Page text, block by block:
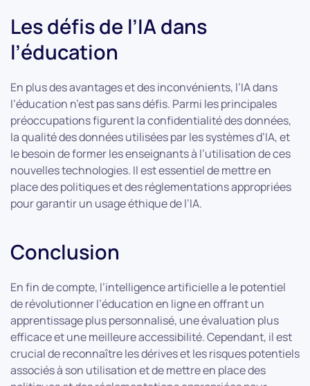
Les défis de l’IA dans
l’éducation
En plus des avantages et des inconvénients, l’IA dans
l’éducation n’est pas sans défis. Parmi les principales
préoccupations figurent la confidentialité des données,
la qualité des données utilisées par les systèmes d’IA, et
le besoin de former les enseignants à l’utilisation de ces
nouvelles technologies. Il est essentiel de mettre en
place des politiques et des réglementations appropriées
pour garantir un usage éthique de l’IA.
Conclusion
En fin de compte, l’intelligence artificielle a le potentiel
de révolutionner l’éducation en ligne en offrant un
apprentissage plus personnalisé, une évaluation plus
efficace et une meilleure accessibilité. Cependant, il est
crucial de reconnaître les dérives et les risques potentiels
associés à son utilisation et de mettre en place des